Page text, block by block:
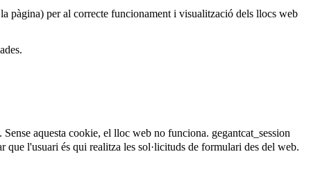
pàgina) per al correcte funcionament i visualització dels llocs web
aquesta cookie, el lloc web no funciona. gegantcat_session
l'usuari és qui realitza les sol·licituds de formulari des del web.